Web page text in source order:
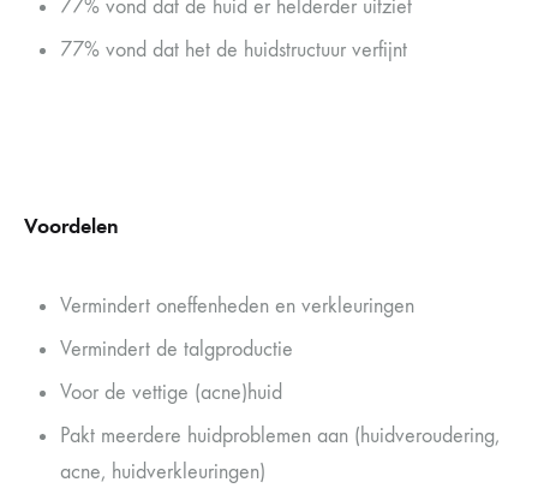
77% vond dat de huid er helderder uitziet
77% vond dat het de huidstructuur verfijnt
Voordelen
Vermindert oneffenheden en verkleuringen
Vermindert de talgproductie
Voor de vettige (acne)huid
Pakt meerdere huidproblemen aan (huidveroudering,
acne, huidverkleuringen)